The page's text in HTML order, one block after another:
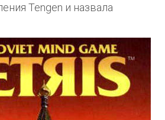
Tengen и назвала